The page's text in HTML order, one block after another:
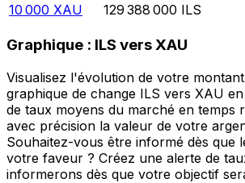
10 000 XAU 129 388 000 ILS
Graphique : ILS vers XAU
Visualisez l'évolution de votre
graphique de change ILS vers XAU
de taux moyens du marché en temps
avec précision la valeur de votre
Souhaitez-vous être informé dès que
votre faveur ? Créez une alerte de
informerons dès que votre objectif